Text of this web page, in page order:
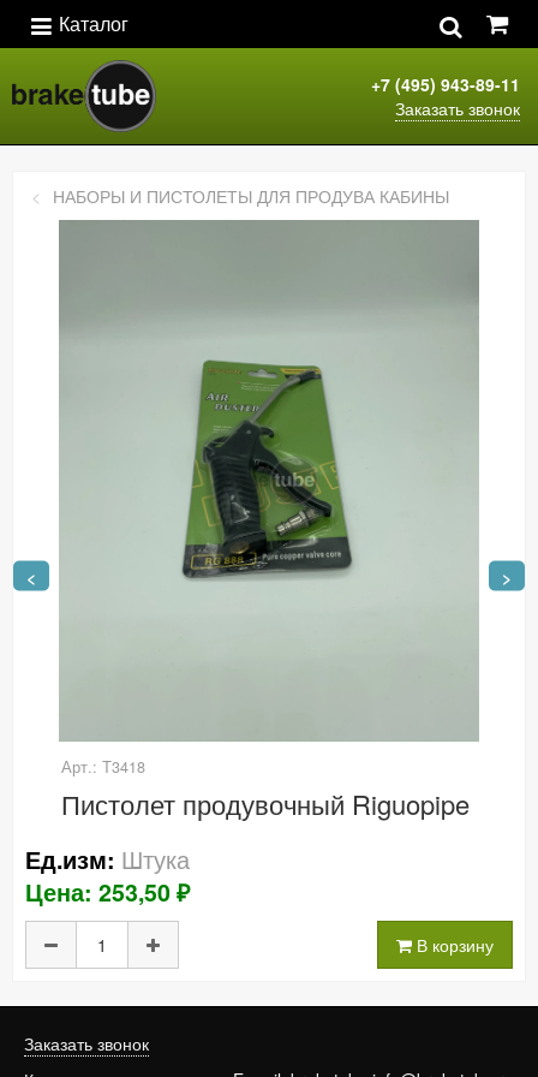
Каталог
+7 (495) 943-89-11
Заказать звонок
< >
НАБОРЫ И ПИСТОЛЕТЫ ДЛЯ ПРОДУВА КАБИНЫ
Арт.: Т3418
Пистолет продувочный Riguopipe
Ед.изм: Штука
Цена: 253,50 ₽
В корзину
Заказать звонок